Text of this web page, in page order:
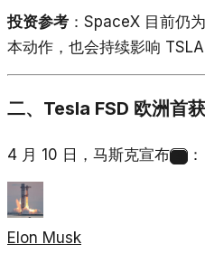
投资参考 ：SpaceX 目前仍
本动作，也会持续影响 TSLA
二、Tesla FSD 欧洲首
4 月 10 日，马斯克宣布 ：
Elon Musk